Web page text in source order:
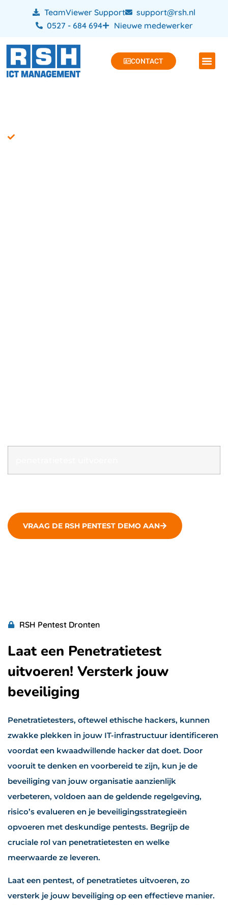
TeamViewer Support
support@rsh.nl
0527 - 684 694
Nieuwe medewerker
CONTACT
VRAAG DE RSH PENTEST DEMO AAN
RSH Pentest Dronten
Laat een Penetratietest
uitvoeren! Versterk jouw
beveiliging
Penetratietesters, oftewel ethische hackers, kunnen
zwakke plekken in jouw IT-infrastructuur identificeren
voordat een kwaadwillende hacker dat doet. Door
vooruit te denken en voorbereid te zijn, kun je de
beveiliging van jouw organisatie aanzienlijk
verbeteren, voldoen aan de geldende regelgeving,
risico’s evalueren en je beveiligingsstrategieën
opvoeren met deskundige pentests. Begrijp de
cruciale rol van penetratietesten en welke
meerwaarde ze leveren.
Laat een pentest, of penetratietes uitvoeren, zo
versterk je jouw beveiliging op een effectieve manier.